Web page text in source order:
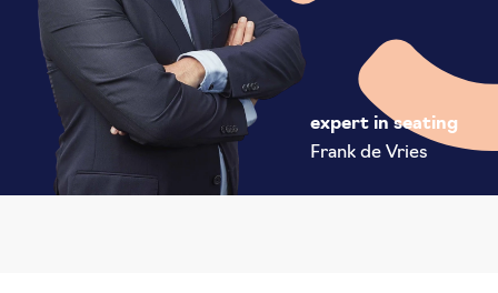
expert in seating
Frank de Vries